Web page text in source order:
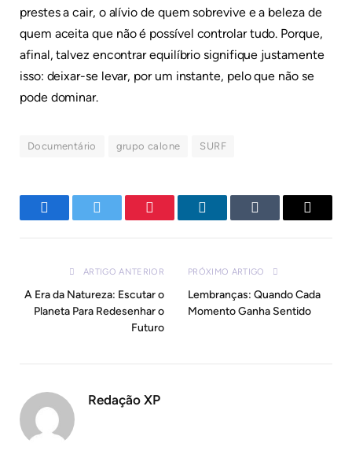
prestes a cair, o alívio de quem sobrevive e a beleza de
quem aceita que não é possível controlar tudo. Porque,
afinal, talvez encontrar equilíbrio signifique justamente
isso: deixar-se levar, por um instante, pelo que não se
pode dominar.
Documentário grupo calone SURF
FacebookTwitter Pinterest LinkedInTumblr
E-
ARTIGO ANTERIOR
A Era da Natureza: Escutar o
Planeta Para Redesenhar o
Futuro
PRÓXIMO ARTIGO
Lembranças: Quando Cada
Momento Ganha Sentido
Redação XP